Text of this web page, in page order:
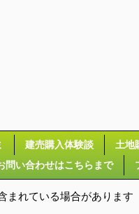
建売購入体験談 土地
問い合わせはこちらまで
まれている場合があります